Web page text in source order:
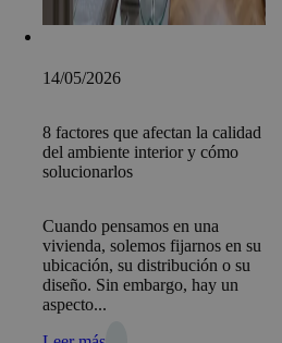
14/05/2026
8 factores que afectan la calidad
del ambiente interior y cómo
solucionarlos
Cuando pensamos en una
vivienda, solemos fijarnos en su
ubicación, su distribución o su
diseño. Sin embargo, hay un
aspecto...